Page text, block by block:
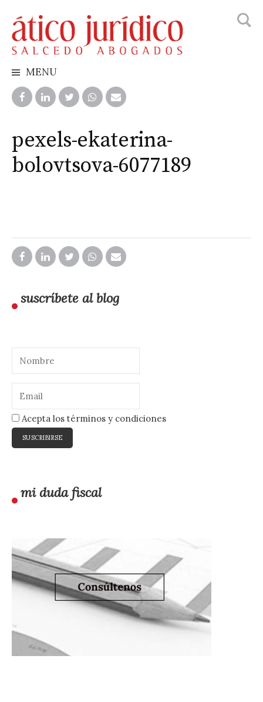
to
content
for:
MENU
pexels-ekaterina-
bolovtsova-6077189
suscríbete al blog
Acepta los términos y condiciones
mi duda fiscal